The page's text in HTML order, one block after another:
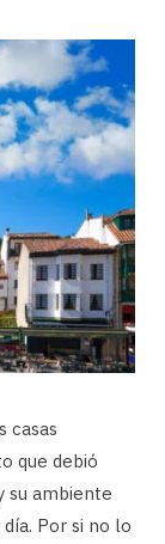
casas
que debió
su ambiente
Por si no lo